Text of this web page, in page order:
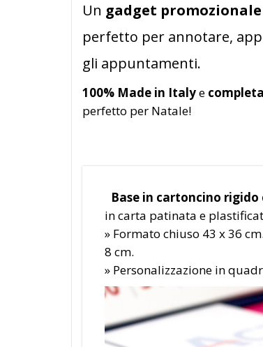
Un gadget
perfetto per annotare,
gli appuntamenti.
100% Made in Italye
perfetto per Natale!
Base in cartoncino
in carta patinata e
» Formato chiuso 43 x 36
8 cm.
» Personalizzazione in